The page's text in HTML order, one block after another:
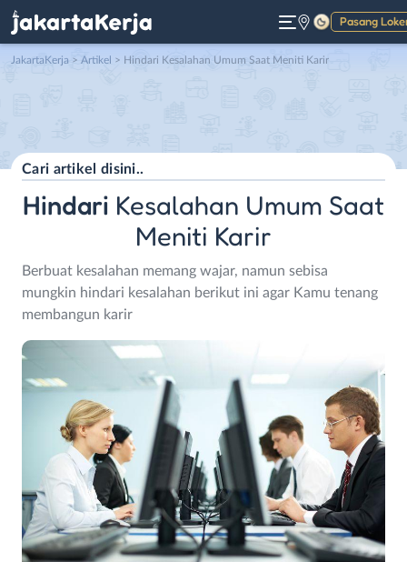
Pasang
Gelap
JakartaKerja > Artikel > Hindari Kesalahan Umum Saat Meniti Karir
Hindari Kesalahan Umum Saat
Meniti Karir
Berbuat kesalahan memang wajar, namun sebisa
mungkin hindari kesalahan berikut ini agar Kamu tenang
membangun karir